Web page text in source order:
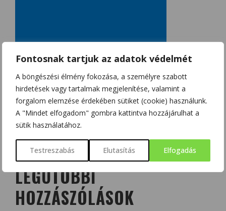
Fontosnak tartjuk az adatok védelmét
A böngészési élmény fokozása, a személyre szabott
hirdetések vagy tartalmak megjelenítése, valamint a
forgalom elemzése érdekében sütiket (cookie) használunk.
A "Mindet elfogadom" gombra kattintva hozzájárulhat a
sütik használatához.
Testreszabás Elutasítás Elfogadás
LEGUTÓBBI
HOZZÁSZÓLÁSOK